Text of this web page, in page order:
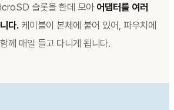
슬롯을 한데 모아 어댑터를 여러
다. 케이블이 본체에 붙어 있어, 파우치에
께 매일 들고 다니게 됩니다.